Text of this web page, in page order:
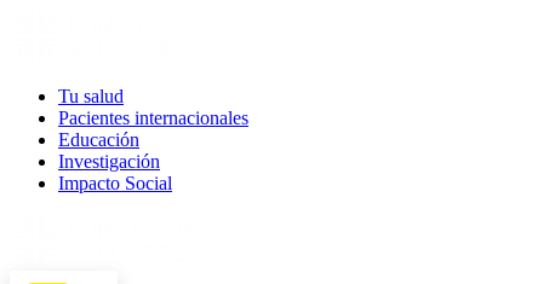
Tu salud
Pacientes internacionales
Educación
Investigación
Impacto Social